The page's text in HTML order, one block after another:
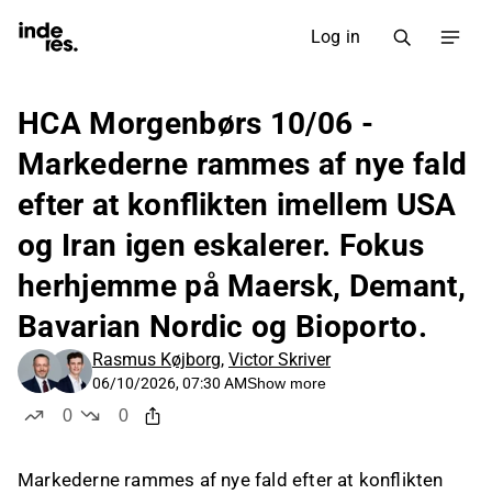
Log in
HCA Morgenbørs 10/06 -
Markederne rammes af nye fald
efter at konflikten imellem USA
og Iran igen eskalerer. Fokus
herhjemme på Maersk, Demant,
Bavarian Nordic og Bioporto.
Rasmus Køjborg, Victor Skriver
06/10/2026, 07:30 AMShow more
0
0
Markederne rammes af nye fald efter at konflikten